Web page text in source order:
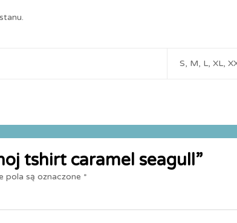
S, M, L, XL,
tshirt caramel seagull”
pola są oznaczone *